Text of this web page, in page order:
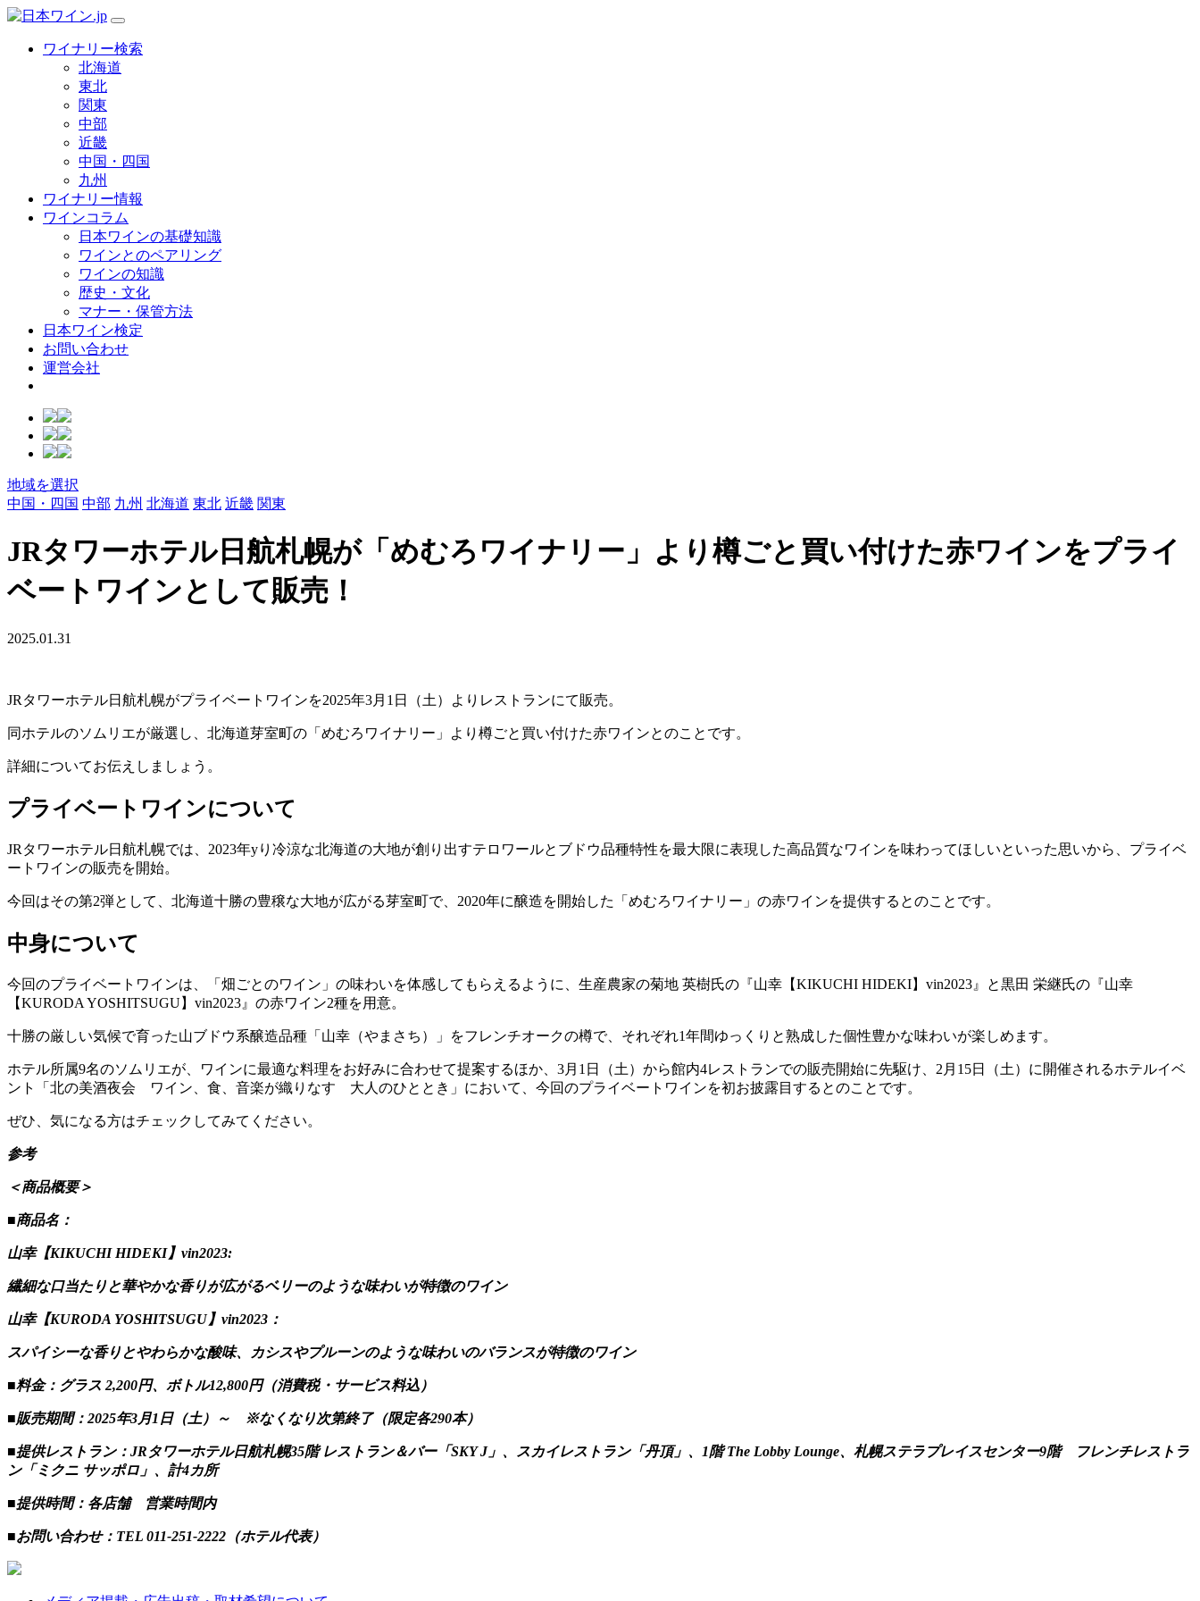
ワイナリー検索
北海道
東北
関東
中部
近畿
中国・四国
九州
ワイナリー情報
ワインコラム
日本ワインの基礎知識
ワインとのペアリング
ワインの知識
歴史・文化
マナー・保管方法
日本ワイン検定
お問い合わせ
運営会社
地域を選択
中国・四国 中部 九州 北海道 東北 近畿 関東
JRタワーホテル日航札幌が「めむろワイナリー」より樽ごと買い付けた赤ワインをプライ
ベートワインとして販売！
2025.01.31
JRタワーホテル日航札幌がプライベートワインを2025年3月1日（土）よりレストランにて販売。
同ホテルのソムリエが厳選し、北海道芽室町の「めむろワイナリー」より樽ごと買い付けた赤ワインとのことです。
詳細についてお伝えしましょう。
プライベートワインについて
JRタワーホテル日航札幌では、2023年yり冷涼な北海道の大地が創り出すテロワールとブドウ品種特性を最大限に表現した高品質なワインを味わってほしいといった思いから、プライベ
ートワインの販売を開始。
今回はその第2弾として、北海道十勝の豊穣な大地が広がる芽室町で、2020年に醸造を開始した「めむろワイナリー」の赤ワインを提供するとのことです。
中身について
今回のプライベートワインは、「畑ごとのワイン」の味わいを体感してもらえるように、生産農家の菊地 英樹氏の『山幸【KIKUCHI HIDEKI】vin2023』と黒田 栄継氏の『山幸
【KURODA YOSHITSUGU】vin2023』の赤ワイン2種を用意。
十勝の厳しい気候で育った山ブドウ系醸造品種「山幸（やまさち）」をフレンチオークの樽で、それぞれ1年間ゆっくりと熟成した個性豊かな味わいが楽しめます。
ホテル所属9名のソムリエが、ワインに最適な料理をお好みに合わせて提案するほか、3月1日（土）から館内4レストランでの販売開始に先駆け、2月15日（土）に開催されるホテルイベ
ント「北の美酒夜会 ワイン、食、音楽が織りなす 大人のひととき」において、今回のプライベートワインを初お披露目するとのことです。
ぜひ、気になる方はチェックしてみてください。
参考
＜商品概要＞
■商品名：
山幸【KIKUCHI HIDEKI】vin2023:
繊細な口当たりと華やかな香りが広がるベリーのような味わいが特徴のワイン
山幸【KURODA YOSHITSUGU】vin2023：
スパイシーな香りとやわらかな酸味、カシスやプルーンのような味わいのバランスが特徴のワイン
■料金：グラス 2,200円、ボトル12,800円（消費税・サービス料込）
■販売期間：2025年3月1日（土）～ ※なくなり次第終了（限定各290本）
■提供レストラン：JRタワーホテル日航札幌35階 レストラン＆バー「SKY J」、スカイレストラン「丹頂」、1階 The Lobby Lounge、札幌ステラプレイスセンター9階 フレンチレストラ
ン「ミクニ サッポロ」、計4カ所
■提供時間：各店舗 営業時間内
■お問い合わせ：TEL 011-251-2222（ホテル代表）